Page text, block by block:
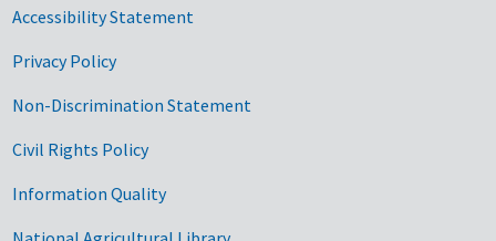
Accessibility Statement
Privacy Policy
Non-Discrimination Statement
Civil Rights Policy
Information Quality